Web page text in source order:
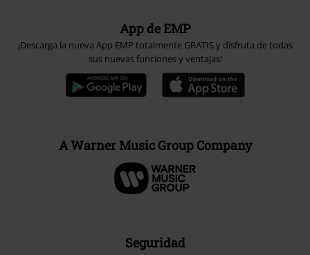
App de EMP
¡Descarga la nueva App EMP totalmente GRATIS y disfruta de todas
sus nuevas funciones y ventajas!
A Warner Music Group Company
Seguridad